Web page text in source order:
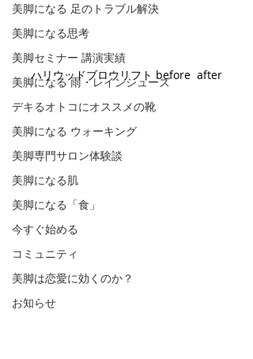
美脚になる 足のトラブル解決
美脚になる思考
美脚セミナー 講演実績
美脚になる 雨・レインシューズ
デキるオトコにオススメの靴
美脚になる ウォーキング
美脚専門サロン体験談
美脚になる肌
美脚になる「食」
今すぐ始める
コミュニティ
美脚は恋愛に効くのか？
お知らせ
ハリウッドブロウリフト before  after